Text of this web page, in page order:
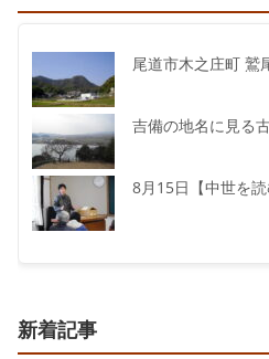
尾道市木之庄町 鷲
吉備の地名に見る
8月15日【中世を
新着記事